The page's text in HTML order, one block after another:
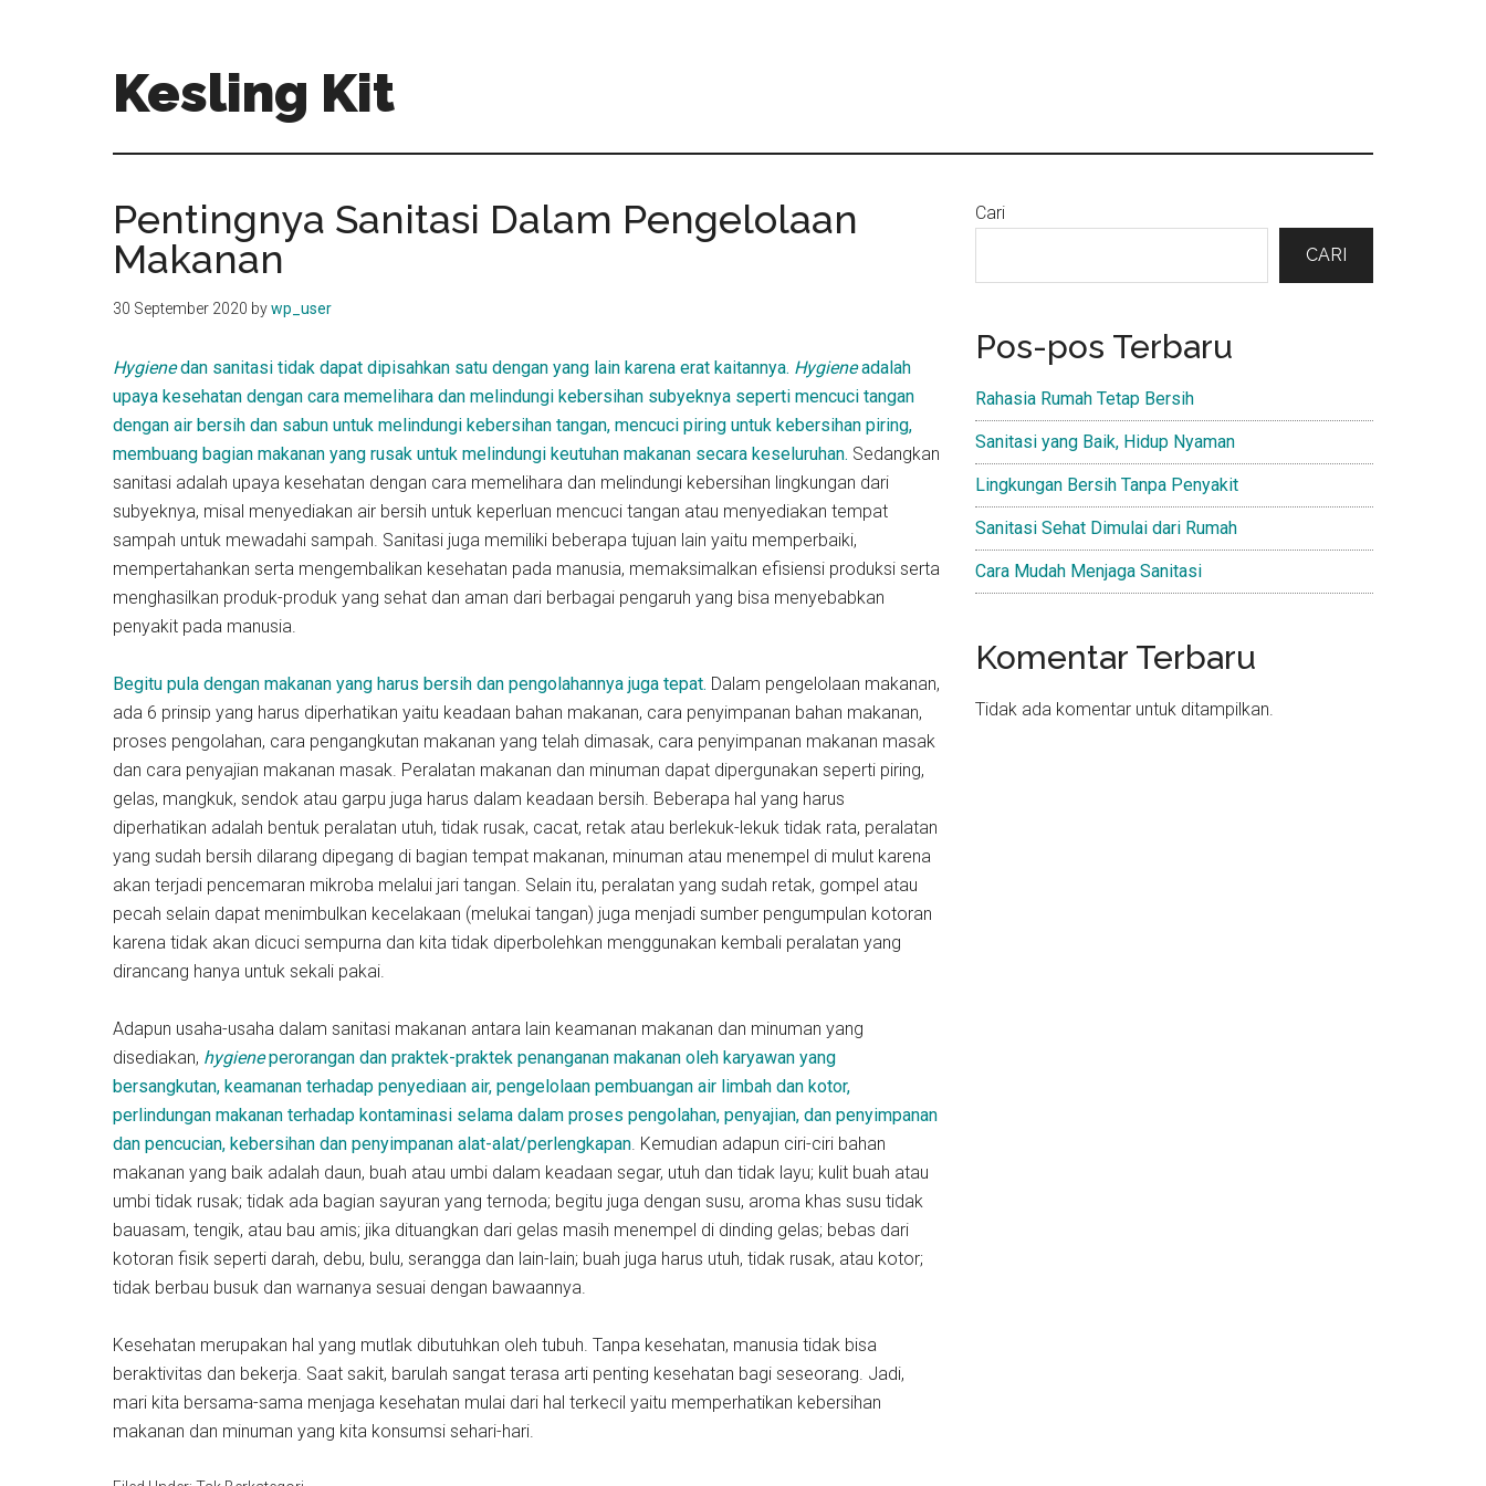
Kesling Kit
Pentingnya Sanitasi Dalam Pengelolaan
Makanan
30 September 2020 bywp_user
Hygienedan sanitasi tidak dapat dipisahkan satu dengan yang lain karena erat kaitannya. Hygieneadalah
upaya kesehatan dengan cara memelihara dan melindungi kebersihan subyeknya seperti mencuci tangan
dengan air bersih dan sabun untuk melindungi kebersihan tangan, mencuci piring untuk kebersihan piring,
membuang bagian makanan yang rusak untuk melindungi keutuhan makanan secara keseluruhan. Sedangkan
sanitasi adalah upaya kesehatan dengan cara memelihara dan melindungi kebersihan lingkungan dari
subyeknya, misal menyediakan air bersih untuk keperluan mencuci tangan atau menyediakan tempat
sampah untuk mewadahi sampah. Sanitasi juga memiliki beberapa tujuan lain yaitu memperbaiki,
mempertahankan serta mengembalikan kesehatan pada manusia, memaksimalkan efisiensi produksi serta
menghasilkan produk-produk yang sehat dan aman dari berbagai pengaruh yang bisa menyebabkan
penyakit pada manusia.
Begitu pula dengan makanan yang harus bersih dan pengolahannya juga tepat. Dalam pengelolaan makanan,
ada 6 prinsip yang harus diperhatikan yaitu keadaan bahan makanan, cara penyimpanan bahan makanan,
proses pengolahan, cara pengangkutan makanan yang telah dimasak, cara penyimpanan makanan masak
dan cara penyajian makanan masak. Peralatan makanan dan minuman dapat dipergunakan seperti piring,
gelas, mangkuk, sendok atau garpu juga harus dalam keadaan bersih. Beberapa hal yang harus
diperhatikan adalah bentuk peralatan utuh, tidak rusak, cacat, retak atau berlekuk-lekuk tidak rata, peralatan
yang sudah bersih dilarang dipegang di bagian tempat makanan, minuman atau menempel di mulut karena
akan terjadi pencemaran mikroba melalui jari tangan. Selain itu, peralatan yang sudah retak, gompel atau
pecah selain dapat menimbulkan kecelakaan (melukai tangan) juga menjadi sumber pengumpulan kotoran
karena tidak akan dicuci sempurna dan kita tidak diperbolehkan menggunakan kembali peralatan yang
dirancang hanya untuk sekali pakai.
Adapun usaha-usaha dalam sanitasi makanan antara lain keamanan makanan dan minuman yang
disediakan, hygieneperorangan dan praktek-praktek penanganan makanan oleh karyawan yang
bersangkutan, keamanan terhadap penyediaan air, pengelolaan pembuangan air limbah dan kotor,
perlindungan makanan terhadap kontaminasi selama dalam proses pengolahan, penyajian, dan penyimpanan
dan pencucian, kebersihan dan penyimpanan alat-alat/perlengkapan. Kemudian adapun ciri-ciri bahan
makanan yang baik adalah daun, buah atau umbi dalam keadaan segar, utuh dan tidak layu; kulit buah atau
umbi tidak rusak; tidak ada bagian sayuran yang ternoda; begitu juga dengan susu, aroma khas susu tidak
bauasam, tengik, atau bau amis; jika dituangkan dari gelas masih menempel di dinding gelas; bebas dari
kotoran fisik seperti darah, debu, bulu, serangga dan lain-lain; buah juga harus utuh, tidak rusak, atau kotor;
tidak berbau busuk dan warnanya sesuai dengan bawaannya.
Kesehatan merupakan hal yang mutlak dibutuhkan oleh tubuh. Tanpa kesehatan, manusia tidak bisa
beraktivitas dan bekerja. Saat sakit, barulah sangat terasa arti penting kesehatan bagi seseorang. Jadi,
mari kita bersama-sama menjaga kesehatan mulai dari hal terkecil yaitu memperhatikan kebersihan
makanan dan minuman yang kita konsumsi sehari-hari.
Primary
Cari
CARI
Pos-pos Terbaru
Rahasia Rumah Tetap Bersih
Sanitasi yang Baik, Hidup Nyaman
Lingkungan Bersih Tanpa Penyakit
Sanitasi Sehat Dimulai dari Rumah
Cara Mudah Menjaga Sanitasi
Komentar Terbaru
Tidak ada komentar untuk ditampilkan.